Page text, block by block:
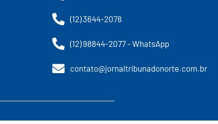
(12) 3644-2078
(12) 98844-2077 - WhatsApp
contato@jornaltribunadonorte.com.br